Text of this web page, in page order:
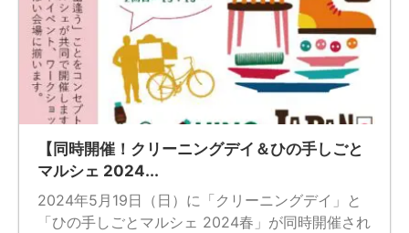
【同時開催！クリーニングデイ＆ひの手しごと
マルシェ 2024...
2024年5月19日（日）に「クリーニングデイ」と
「ひの手しごとマルシェ 2024春」が同時開催され